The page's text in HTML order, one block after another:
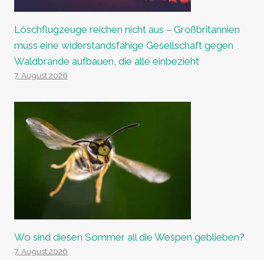
Löschflugzeuge reichen nicht aus – Großbritannien
muss eine widerstandsfähige Gesellschaft gegen
Waldbrände aufbauen, die alle einbezieht
7. August 2026
Wo sind diesen Sommer all die Wespen geblieben?
7. August 2026